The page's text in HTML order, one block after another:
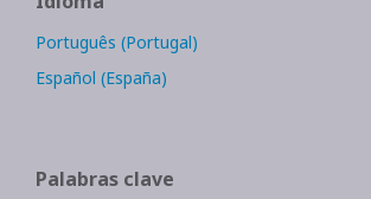
Português (Portugal)
Español (España)
Palabras clave